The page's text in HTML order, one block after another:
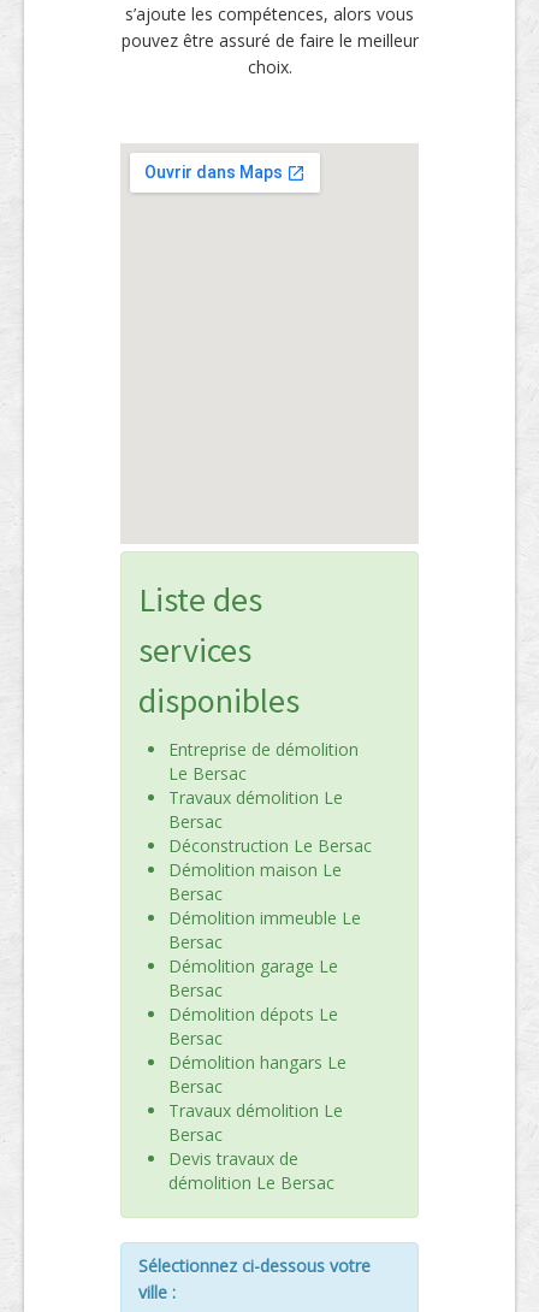
s’ajoute les compétences, alors vous
pouvez être assuré de faire le meilleur
choix.
Liste des
services
disponibles
Entreprise de démolition
Le Bersac
Travaux démolition Le
Bersac
Déconstruction Le Bersac
Démolition maison Le
Bersac
Démolition immeuble Le
Bersac
Démolition garage Le
Bersac
Démolition dépots Le
Bersac
Démolition hangars Le
Bersac
Travaux démolition Le
Bersac
Devis travaux de
démolition Le Bersac
Sélectionnez ci-dessous votre
ville :